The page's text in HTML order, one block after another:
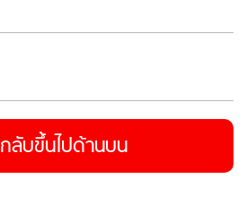
กลับขึ้นไปด้านบน